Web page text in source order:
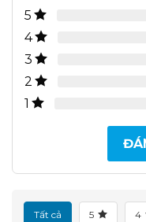
5
4
3
2
1
Tất cả 5 4